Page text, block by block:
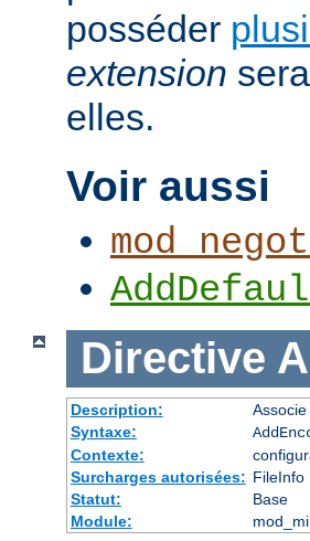
posséder
extension
elles.
Voir aussi
Directive
Description:
Syntaxe:
Contexte:
Surcharges autorisées: FileInfo
Statut:
Base
Module: